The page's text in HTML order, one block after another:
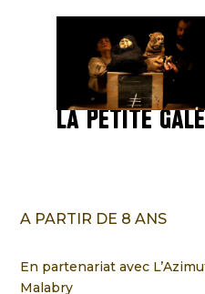
A PARTIR DE 8 ANS
En partenariat avec
Malabry